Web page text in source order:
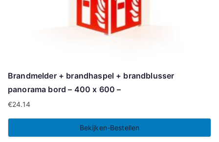
Brandmelder + brandhaspel + brandblusser
panorama bord – 400 x 600 –
€24.14
Bekijken-Bestellen